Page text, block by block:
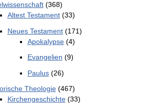
(368)
Altest Testament(33)
Neues Testament(171)
Apokalypse(4)
Evangelien (9)
Paulus(26)
Theologie(467)
Kirchengeschichte(33)